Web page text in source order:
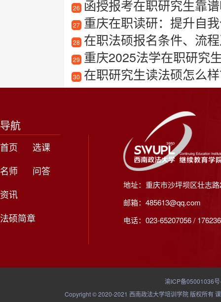
26 函授报考在职研究生靠
27 重庆在职读研：提升自
28 在职法硕报名条件、流
29 重庆2025法学在职研究
30 在职研究生读法硕怎么
导航
首页
选课
名师
问答
资讯
法硕简章
地址：重庆市沙坪坝区壮志
邮箱：485613@qq.com
电话：023-65207056 /
渝ICP备05001036
Copyright © 2020-2021 西南政法大学培训学院 版权所有